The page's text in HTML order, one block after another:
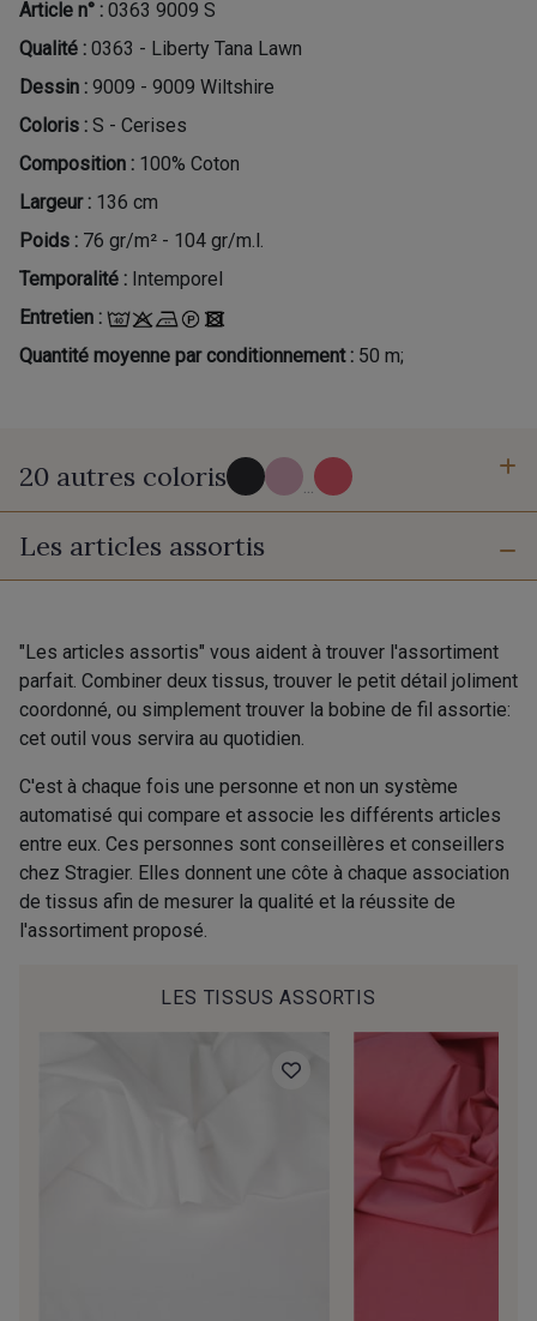
Article n° : 0363 9009 S
Qualité : 0363 - Liberty Tana Lawn
Dessin : 9009 - 9009 Wiltshire
Coloris : S - Cerises
Composition : 100% Coton
Largeur : 136 cm
Poids : 76 gr/m² - 104 gr/m.l.
Temporalité : Intemporel
Entretien :
Quantité moyenne par conditionnement : 50 m;
20 autres coloris
AB - Minerai Or scintillant
PROMO
Y - Lemon Curd A19 - September
AD - Tournesol X22 - Emeraude
F - Bouteille et Or C - Automne
B19 - Nausicaa
X25 - Tahiti Fluo
Les articles assortis
"Les articles assortis" vous aident à trouver l'assortiment
parfait. Combiner deux tissus, trouver le petit détail joliment
coordonné, ou simplement trouver la bobine de fil assortie:
cet outil vous servira au quotidien.
C'est à chaque fois une personne et non un système
automatisé qui compare et associe les différents articles
entre eux. Ces personnes sont conseillères et conseillers
chez Stragier. Elles donnent une côte à chaque association
de tissus afin de mesurer la qualité et la réussite de
l'assortiment proposé.
LES TISSUS ASSORTIS